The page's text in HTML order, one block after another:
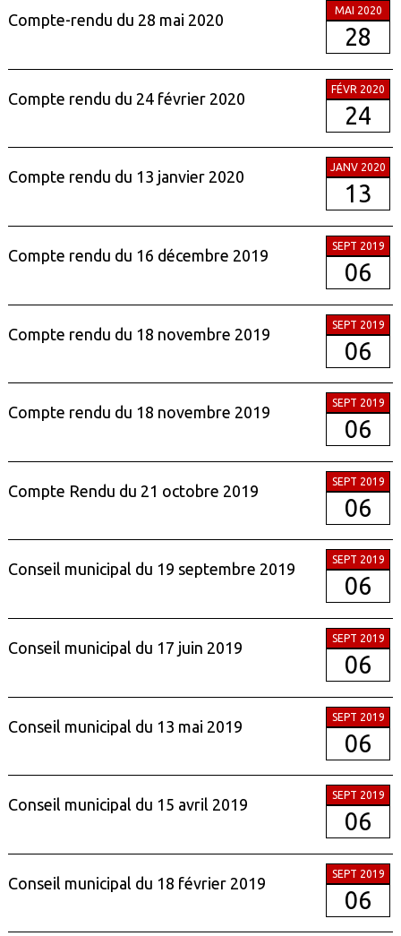
Compte-rendu du 28 mai 2020
MAI 2020
28
Compte rendu du 24 février 2020
FÉVR 2020
24
Compte rendu du 13 janvier 2020
JANV 2020
13
Compte rendu du 16 décembre 2019
SEPT 2019
06
Compte rendu du 18 novembre 2019
SEPT 2019
06
Compte rendu du 18 novembre 2019
SEPT 2019
06
Compte Rendu du 21 octobre 2019
SEPT 2019
06
Conseil municipal du 19 septembre 2019
SEPT 2019
06
Conseil municipal du 17 juin 2019
SEPT 2019
06
Conseil municipal du 13 mai 2019
SEPT 2019
06
Conseil municipal du 15 avril 2019
SEPT 2019
06
Conseil municipal du 18 février 2019
SEPT 2019
06